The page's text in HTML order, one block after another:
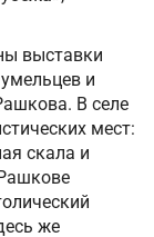
выставки
и
В селе
мест:
скала и
же